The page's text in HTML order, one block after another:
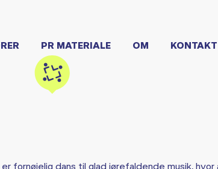
PR MATERIALE OM KONTAKT
er fornøjelig dans til glad iørefaldende musik, hvor